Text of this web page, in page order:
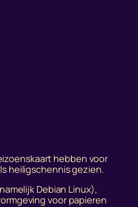
hebben voor
heiligschennis gezien.
Debian Linux),
voor papieren